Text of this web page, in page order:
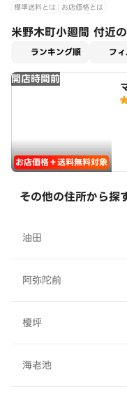
標準送料とは お店価格とは
米野木町小廻間 付近
ランキング順 フ
開店時間前
お店価格＋送料無料対象
その他の住所から探
油田
阿弥陀前
榎坪
海老池